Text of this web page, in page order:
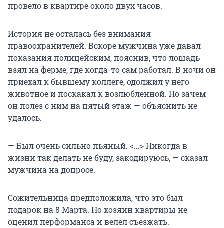
провело в квартире около двух часов.
История не осталась без внимания
правоохранителей. Вскоре мужчина уже давал
показания полицейским, пояснив, что лошадь
взял на ферме, где когда-то сам работал. В ночи он
приехал к бывшему коллеге, одолжил у него
животное и поскакал к возлюбленной. Но зачем
он полез с ним на пятый этаж — объяснить не
удалось.
— Был очень сильно пьяный. <...> Никогда в
жизни так делать не буду, закодируюсь, — сказал
мужчина на допросе.
Сожительница предположила, что это был
подарок на 8 Марта. Но хозяин квартиры не
оценил перформанса и велел съезжать.